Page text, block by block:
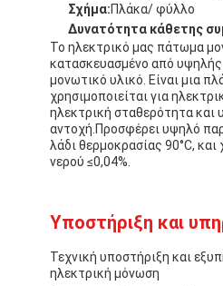
Σχήμα:Πλάκα/ φύλλο
Δυνατότητα κάθετης
Το ηλεκτρικό μας πάτωμα
κατασκευασμένο από
μονωτικό υλικό. Είναι μια
χρησιμοποιείται για
ηλεκτρική σταθερότητα και
αντοχή.Προσφέρει υψηλό
λάδι θερμοκρασίας 90°C,
νερού ≤0,04%.
Υποστήριξη και
Τεχνική υποστήριξη και
ηλεκτρική μόνωση